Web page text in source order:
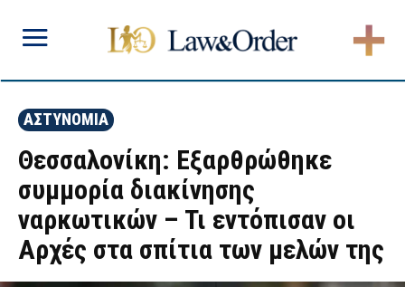
ΑΣΤΥΝΟΜΙΑ
Θεσσαλονίκη: Εξαρθρώθηκε
συμμορία διακίνησης
ναρκωτικών – Τι εντόπισαν οι
Αρχές στα σπίτια των μελών της